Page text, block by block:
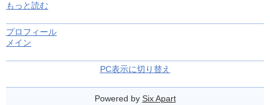
もっと読む
プロフィール
メイン
PC表示に切り替え
Powered by Six Apart